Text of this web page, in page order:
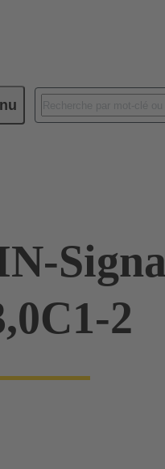
Connectivité d'Equipements
2